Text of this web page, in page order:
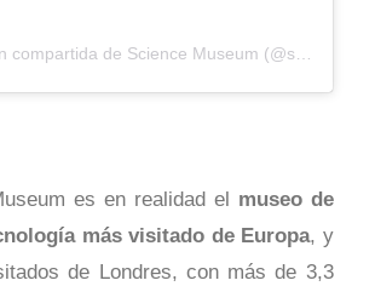
es en realidad el museo de
más visitado de Europa, y
de Londres, con más de 3,3